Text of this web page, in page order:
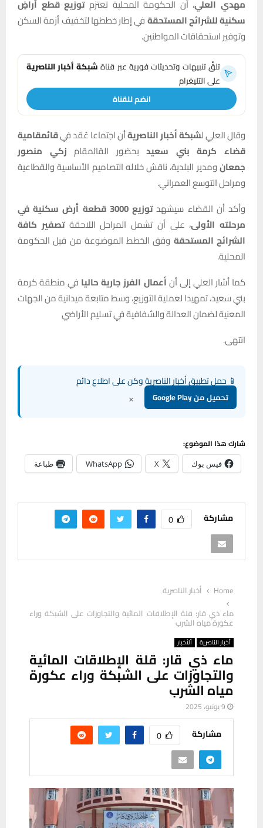
مهدي العلي، أن الحكومة المحلية تعتزمتوزيع قطع أراضٍ
سكنية للشرائح المستحقةفي إطار خططها لتخفيف أزمة السكن
وتوفير استحقاقات المواطنين.
تلقَّ تنبيهات وتحديثات فورية عبر قناةشبكة أخبار الناصرية
على التليغرام
انضم للقناة
وقال العلي لشبكة أخبار الناصريةأن اجتماعا عُقد فيقائمقامية
قضاء كرمة بني سعيدبحضور القائمقام زكي منصور
جمعانومدير البلدية، ناقش خلاله التصاميم الأساسية والقطاعية
ومراحل التوسع العمراني.
وأكد أن القضاء سيشهد
توزيع 3000 قطعة أرض سكنية في
مرحلته الأولى، على أن تشمل المراحل اللاحقةتصفير كافة
الشرائح المستحقة وفق الخطط الموضوعة من قبل الحكومة
المحلية.
كما أشار العلي إلى أنأعمال الفرز جارية حاليا في منطقة كرمة
بني سعيد، تمهيدا لعملية التوزيع، وسط متابعة ميدانية من الجهات
المعنية لضمان العدالة والشفافية في تسليم الأراضي
انتهى.
📱 حمل تطبيق أخبار الناصرية وكن على اطلاع دائم
تحميل من Google Play ×
شارك هذا الموضوع:
فيس بوك X
WhatsApp طباعة
مشاركة 0
Home
أخبار الناصرية
ماء ذي قار: قلة الإطلاقات المائية والتجاوزات على الشبكة وراء
عكورة مياه الشرب
أخبار الناصرية ألأخبار
ماء ذي قار: قلة الإطلاقات المائية
والتجاوزات على الشبكة وراء عكورة
مياه الشرب
9 يونيو، 2025
مشاركة 0